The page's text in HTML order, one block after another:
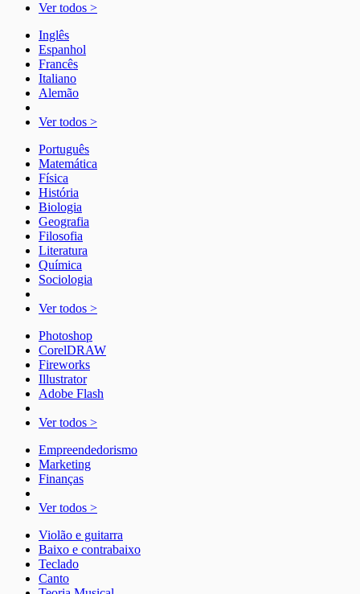
Ver todos >
Inglês
Espanhol
Francês
Italiano
Alemão
Ver todos >
Português
Matemática
Física
História
Biologia
Geografia
Filosofia
Literatura
Química
Sociologia
Ver todos >
Photoshop
CorelDRAW
Fireworks
Illustrator
Adobe Flash
Ver todos >
Empreendedorismo
Marketing
Finanças
Ver todos >
Violão e guitarra
Baixo e contrabaixo
Teclado
Canto